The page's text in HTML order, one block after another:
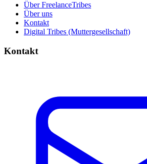
Über FreelanceTribes
Über uns
Kontakt
Digital Tribes (Muttergesellschaft)
Kontakt